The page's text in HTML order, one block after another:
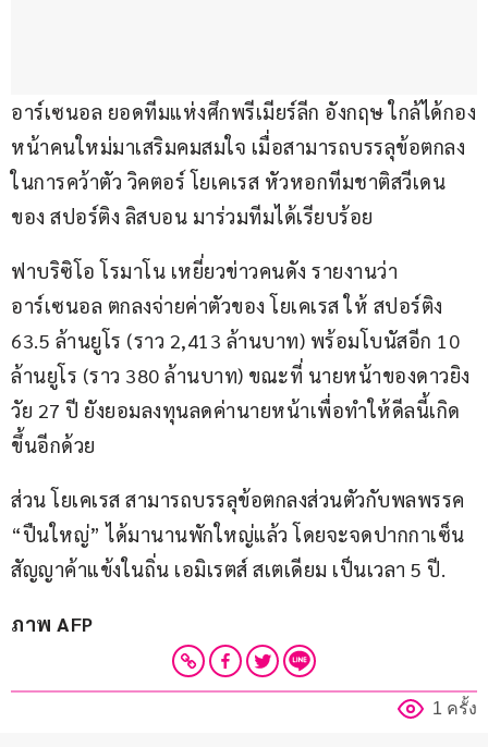
อาร์เซนอล ยอดทีมแห่งศึกพรีเมียร์ลีก อังกฤษ ใกล้ได้กอง
หน้าคนใหม่มาเสริมคมสมใจ เมื่อสามารถบรรลุข้อตกลง
ในการคว้าตัว วิคตอร์ โยเคเรส หัวหอกทีมชาติสวีเดน
ของ สปอร์ติง ลิสบอน มาร่วมทีมได้เรียบร้อย
ฟาบริซิโอ โรมาโน เหยี่ยวข่าวคนดัง รายงานว่า
อาร์เซนอล ตกลงจ่ายค่าตัวของ โยเคเรส ให้ สปอร์ติง
63.5 ล้านยูโร (ราว 2,413 ล้านบาท) พร้อมโบนัสอีก 10
ล้านยูโร (ราว 380 ล้านบาท) ขณะที่ นายหน้าของดาวยิง
วัย 27 ปี ยังยอมลงทุนลดค่านายหน้าเพื่อทำให้ดีลนี้เกิด
ขึ้นอีกด้วย
ส่วน โยเคเรส สามารถบรรลุข้อตกลงส่วนตัวกับพลพรรค
“ปืนใหญ่” ได้มานานพักใหญ่แล้ว โดยจะจดปากกาเซ็น
สัญญาค้าแข้งในถิ่น เอมิเรตส์ สเตเดียม เป็นเวลา 5 ปี.
ภาพ AFP
1 ครั้ง